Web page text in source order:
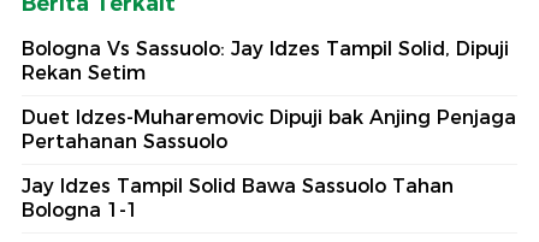
Bologna Vs Sassuolo: Jay Idzes Tampil Solid, Dipuji
Rekan Setim
Duet Idzes-Muharemovic Dipuji bak Anjing Penjaga
Pertahanan Sassuolo
Jay Idzes Tampil Solid Bawa Sassuolo Tahan
Bologna 1-1